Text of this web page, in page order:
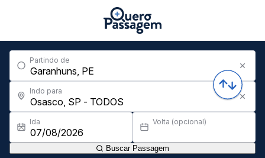
Partindo de
Indo para
Ida Volta (opcional)
Buscar Passagem